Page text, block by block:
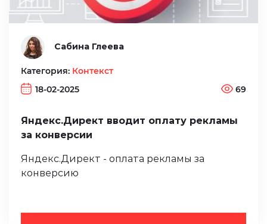
Сабина Глеева
Категория: Контекст
18-02-2025
69
Яндекс.Директ вводит оплату рекламы
за конверсии
Яндекс.Директ - оплата рекламы за
конверсию